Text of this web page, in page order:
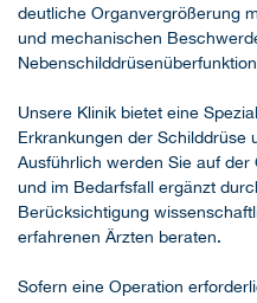
deutliche Organvergrößerung
und mechanischen
Unsere Klinik bietet eine
Erkrankungen der Schilddrüse
Ausführlich werden Sie auf
und im Bedarfsfall ergänzt
Berücksichtigung
erfahrenen Ärzten beraten.
Sofern eine Operation